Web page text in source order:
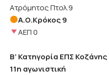
Ατρόμητος Πτολ.9
Α.Ο.Κρόκος 9
ΑΕΠ 0
Β’ Κατηγορία ΕΠΣ Κοζάνης
11η αγωνιστική